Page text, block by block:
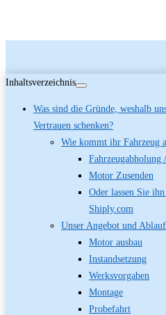
Inhaltsverzeichnis
Was sind die Gründe, weshalb
Vertrauen schenken?
Wie kommt ihr Fahrzeug
Fahrzeugabholung
Motor Zusenden
Oder lassen Sie
Shiply.com
Unser Angebot und
Motor ausbau
Instandsetzung
Werksvorgaben
Montage
Probefahrt